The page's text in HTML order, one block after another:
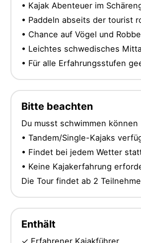
• Kajak Abenteuer im
• Paddeln abseits der tourist
• Chance auf Vögel und
• Leichtes schwedisches
• Für alle Erfahrungsstufen
Bitte beachten
Du musst schwimmen können
• Tandem/Single-Kajaks
• Findet bei jedem Wetter
• Keine Kajakerfahrung
Die Tour findet ab 2
Enthält